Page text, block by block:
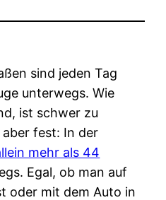
sind jeden Tag
unterwegs. Wie
ist schwer zu
fest: In der
mehr als 44
Egal, ob man auf
oder mit dem Auto in